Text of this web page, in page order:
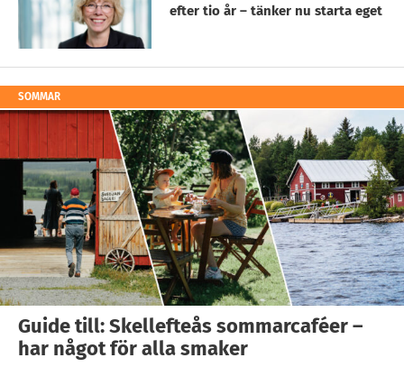
efter tio år – tänker nu starta eget
SOMMAR
Guide till: Skellefteås sommarcaféer –
har något för alla smaker